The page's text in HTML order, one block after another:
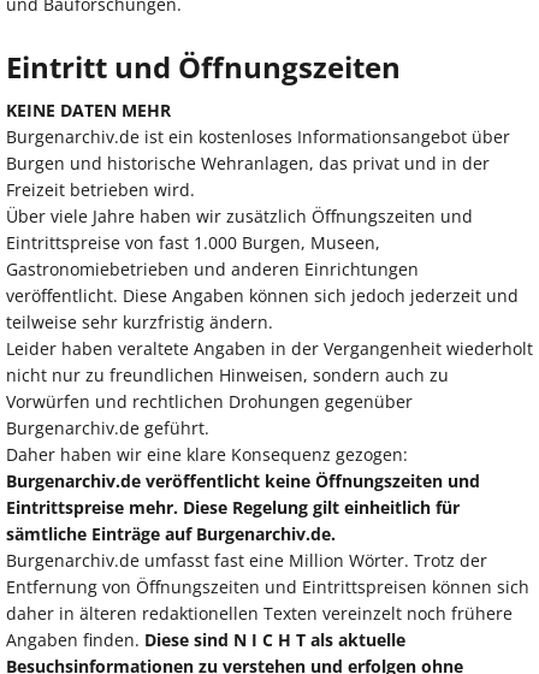
Eintritt und Öffnungszeiten
KEINE DATEN MEHR
Burgenarchiv.de ist ein kostenloses Informationsangebot über
Burgen und historische Wehranlagen, das privat und in der
Freizeit betrieben wird.
Über viele Jahre haben wir zusätzlich Öffnungszeiten und
Eintrittspreise von fast 1.000 Burgen, Museen,
Gastronomiebetrieben und anderen Einrichtungen
veröffentlicht. Diese Angaben können sich jedoch jederzeit und
teilweise sehr kurzfristig ändern.
Leider haben veraltete Angaben in der Vergangenheit wiederholt
nicht nur zu freundlichen Hinweisen, sondern auch zu
Vorwürfen und rechtlichen Drohungen gegenüber
Burgenarchiv.de geführt.
Daher haben wir eine klare Konsequenz gezogen:
Burgenarchiv.de veröffentlicht keine Öffnungszeiten und
Eintrittspreise mehr. Diese Regelung gilt einheitlich für
sämtliche Einträge auf Burgenarchiv.de.
Burgenarchiv.de umfasst fast eine Million Wörter. Trotz der
Entfernung von Öffnungszeiten und Eintrittspreisen können sich
daher in älteren redaktionellen Texten vereinzelt noch frühere
Angaben finden. Diese sind N I C H T als aktuelle
Besuchsinformationen zu verstehen und erfolgen ohne